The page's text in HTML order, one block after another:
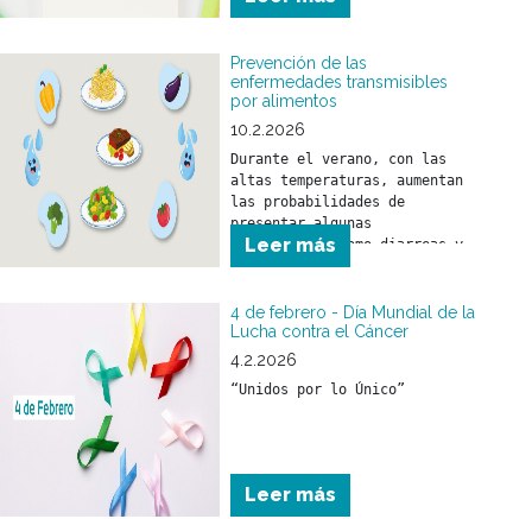
los controles de salud
Prevención de las
enfermedades transmisibles
por alimentos
10.2.2026
Durante el verano, con las
altas temperaturas, aumentan
las probabilidades de
presentar algunas
enfermedades como diarreas y
el SUH (Síndrome urémico
prevenibles con medidas
sencillas como:
Leer más
4 de febrero - Día Mundial de la
Lucha contra el Cáncer
4.2.2026
“Unidos por lo Único”
Leer más